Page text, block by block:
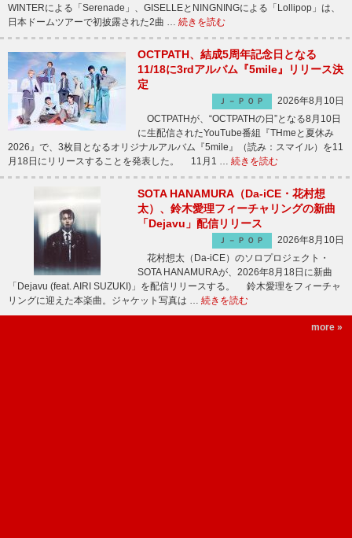
WINTERによる「Serenade」、GISELLEとNINGNINGによる「Lollipop」は、
日本ドームツアーで初披露された2曲 … 続きを読む
OCTPATH、結成5周年記念日となる
11/18に3rdアルバム『5mile』リリース決
定
Ｊ－ＰＯＰ
2026年8月10日
OCTPATHが、“OCTPATHの日”となる8月10日
に生配信されたYouTube番組『THmeと夏休み
2026』で、3枚目となるオリジナルアルバム『5mile』（読み：スマイル）を11
月18日にリリースすることを発表した。 11月1 … 続きを読む
SOTA HANAMURA（Da-iCE・花村想
太）、鈴木愛理フィーチャリングの新曲
「Dejavu」配信リリース
Ｊ－ＰＯＰ
2026年8月10日
花村想太（Da-iCE）のソロプロジェクト・
SOTA HANAMURAが、2026年8月18日に新曲
「Dejavu (feat. AIRI SUZUKI)」を配信リリースする。 鈴木愛理をフィーチャ
リングに迎えた本楽曲。ジャケット写真は … 続きを読む
more »